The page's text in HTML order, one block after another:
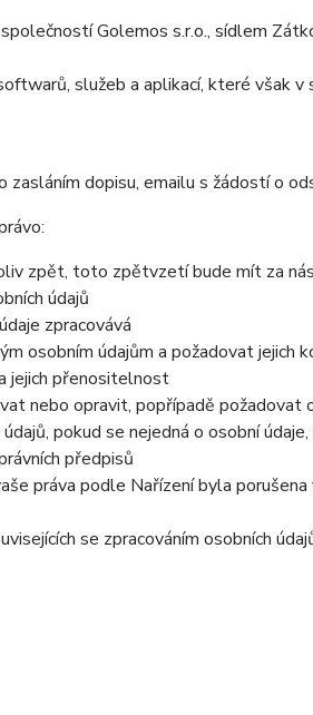
Golemos s.r.o., sídlem
služeb a aplikací, které však v
dopisu, emailu s žádostí o
zpět, toto zpětvzetí bude mít za
údajů
zpracovává
osobním údajům a požadovat jejich
jejich přenositelnost
nebo opravit, popřípadě požadovat
pokud se nejedná o osobní
předpisů
práva podle Nařízení byla
se zpracováním osobních